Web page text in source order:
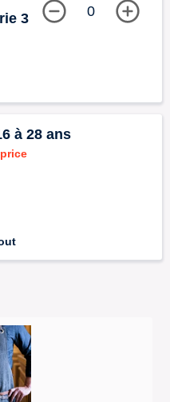
3
0
à 28 ans